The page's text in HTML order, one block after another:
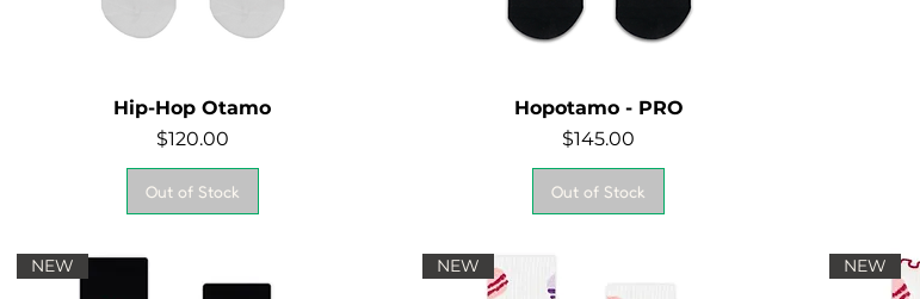
Quick View
Hip-Hop Otamo
Price
$120.00
Out of Stock
Quick View
Hopotamo - PRO
Price
$145.00
Out of Stock
NEW NEW NEW